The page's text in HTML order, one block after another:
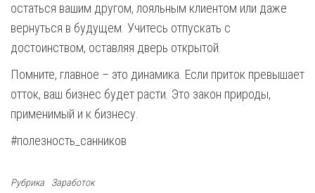
остаться вашим другом, лояльным клиентом или даже
вернуться в будущем. Учитесь отпускать с
достоинством, оставляя дверь открытой.
Помните, главное – это динамика. Если приток превышает
отток, ваш бизнес будет расти. Это закон природы,
применимый и к бизнесу.
#полезность_санников
Рубрика Заработок